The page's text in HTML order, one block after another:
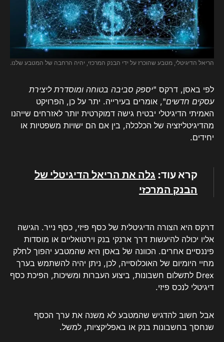
הריאל הדיגיטלי, מטבע שהוכרז על ידי הבנק המרכזי, יהיה הרחבה של המטבע שלנו.
לפי באסן, דרקס "יספק סביבה בטוחה ומוסדרת ליצירת
עסקים חדשים", אומרים בעירייה. יתר על כן, הפרויקט
האמיתי הדיגיטלי יבטיח גישה דמוקרטית יותר לאזרחים שייהנו
מהדיגיטליזציה של הכלכלה, בין אם הם ישויות משפטיות או
יחידים.
קרא עוד: גלה את הריאל הדיגיטלי של
הבנק המרכזי
דרקס היא הצורה הדיגיטלית של כסף פיזי, כסף נייר. הגישה
אליו יכולה להיעשות דרך ארנקי בנק וירטואליים או מוסדות
פיננסיים אחרים. הכוונה של באסן היא שהמטבע יהפוך לחלק
מחיי היומיום של האוכלוסייה, לכן, ניתן יהיה להשתמש בערך
Drex לתשלום חשבונות, ביצוע העברות ומשיכות, הפיכת כסף
דיגיטלי לנכס פיזי.
אבל חשוב להדגיש שהמטבע לא משנה את ערך הכסף
שנחסך בחשבונות בנק או באפליקציות, למשל.